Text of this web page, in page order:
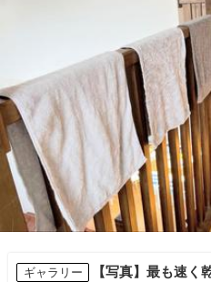
ギャラリー
【写真】最も速